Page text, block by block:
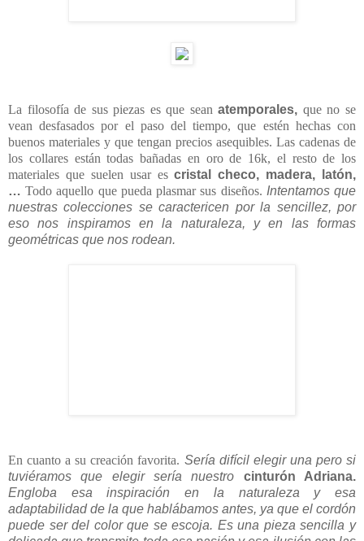
La filosofía de sus piezas es que seanatemporales,que no se
vean desfasados por el paso del tiempo, que estén hechas con
buenos materiales y que tengan precios asequibles. Las cadenas de
los collares están todas bañadas en oro de 16k, el resto de los
materiales que suelen usar escristal checo, madera, latón,
…Todo aquello que pueda plasmar sus diseños.Intentamos que
nuestras colecciones se caractericen por la sencillez, por
eso nos inspiramos en la naturaleza, y en las formas
En cuanto a su creación favorita.
Sería difícil elegir una pero si
tuviéramos que elegir sería nuestro
cinturón Adriana.
Engloba esa inspiración en la naturaleza y esa
adaptabilidad de la que hablábamos antes, ya que el cordón